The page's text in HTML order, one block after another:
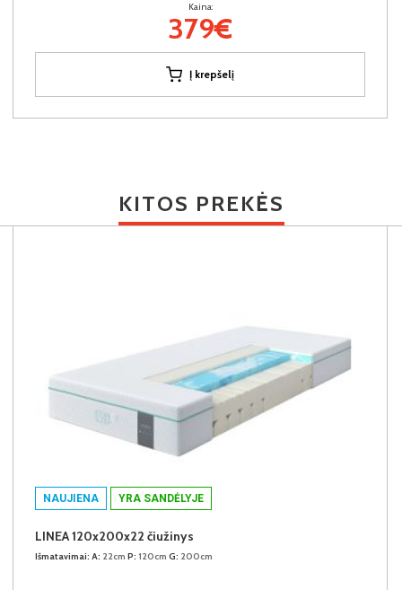
Kaina:
379€
Į krepšelį
KITOS PREKĖS
NAUJIENA YRA SANDĖLYJE
LINEA 120x200x22 čiužinys
Išmatavimai: A: 22cm P: 120cm G: 200cm